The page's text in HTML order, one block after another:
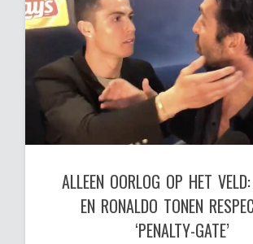
ALLEEN OORLOG OP HET
EN RONALDO TONEN
‘PENALTY-GATE’